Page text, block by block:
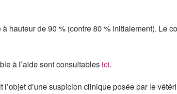
hauteur de 90 % (contre 80 % initialement). Le
à l’aide sont consultables ici.
d’une suspicion clinique posée par le